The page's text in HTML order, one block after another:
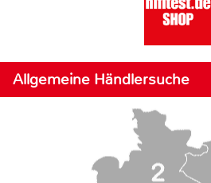
Allgemeine Händlersuche